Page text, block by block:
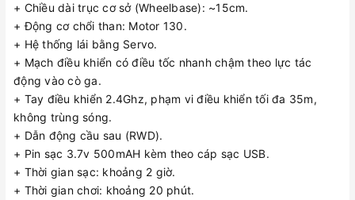
+ Chiều dài trục cơ sở (Wheelbase): ~15cm.
+ Động cơ chổi than: Motor 130.
+ Hệ thống lái bằng Servo.
+ Mạch điều khiển có điều tốc nhanh chậm theo lực tác
động vào cò ga.
+ Tay điều khiển 2.4Ghz, phạm vi điều khiển tối đa 35m,
không trùng sóng.
+ Dẫn động cầu sau (RWD).
+ Pin sạc 3.7v 500mAH kèm theo cáp sạc USB.
+ Thời gian sạc: khoảng 2 giờ.
+ Thời gian chơi: khoảng 20 phút.